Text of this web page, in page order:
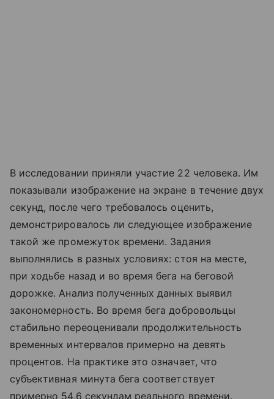
В исследовании приняли участие 22 человека. Им
показывали изображение на экране в течение двух
секунд, после чего требовалось оценить,
демонстрировалось ли следующее изображение
такой же промежуток времени. Задания
выполнялись в разных условиях: стоя на месте,
при ходьбе назад и во время бега на беговой
дорожке. Анализ полученных данных выявил
закономерность. Во время бега добровольцы
стабильно переоценивали продолжительность
временных интервалов примерно на девять
процентов. На практике это означает, что
субъективная минута бега соответствует
примерно 54,6 секундам реального времени.